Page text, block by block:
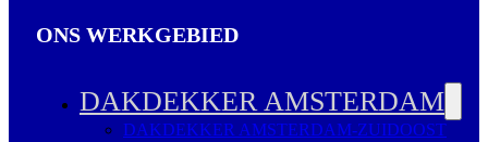
ONS WERKGEBIED
DAKDEKKER AMSTERDAM
DAKDEKKER AMSTERDAM-ZUIDOOST